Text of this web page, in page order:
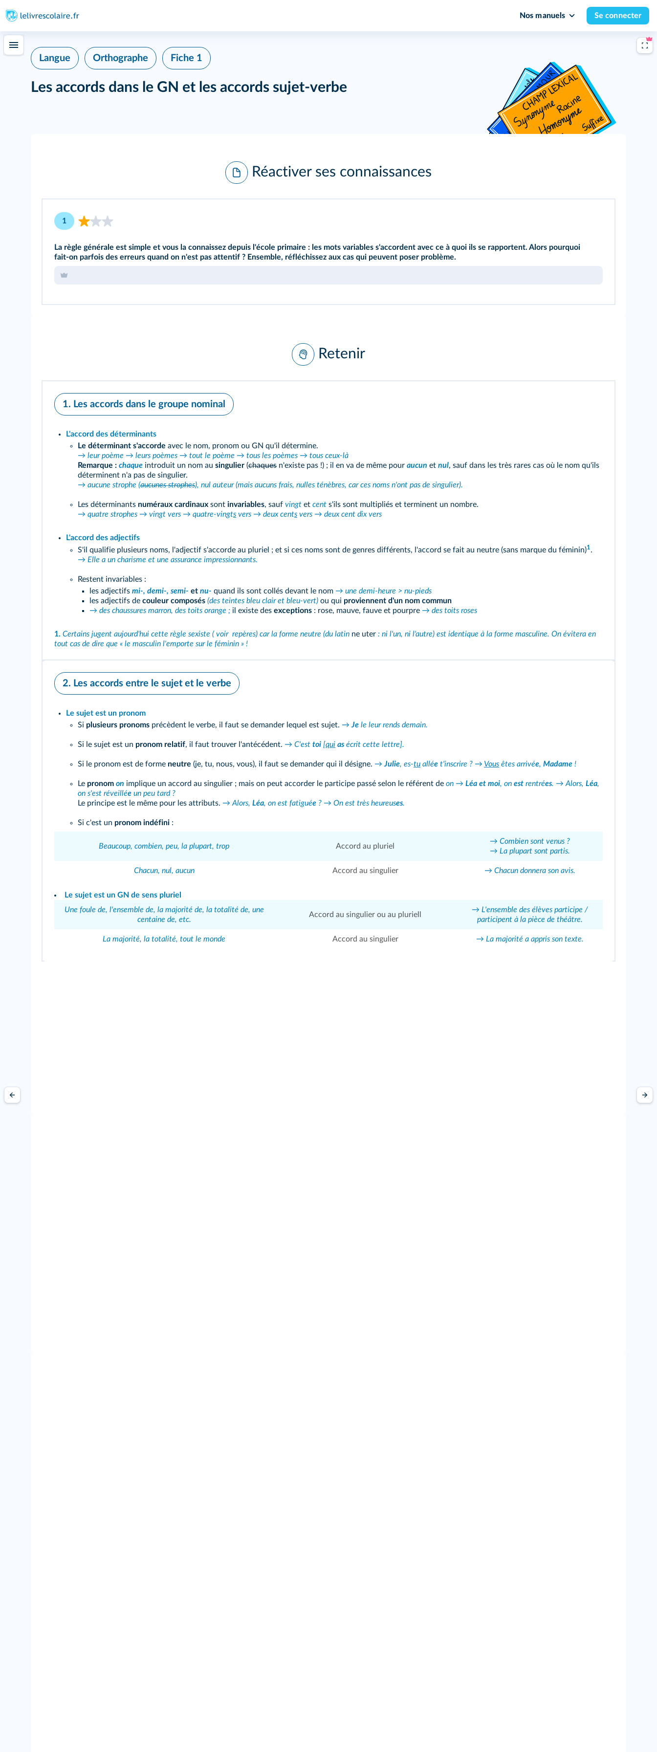
Nos manuels Se connecter
Langue Orthographe Fiche 1
Les accords dans le GN et les accords sujet‑verbe
Réactiver ses connaissances
1
La règle générale est simple et vous la connaissez depuis l'école primaire : les mots variables s'accordent avec ce à quoi ils se rapportent. Alors pourquoi
fait‑on parfois des erreurs quand on n'est pas attentif ? Ensemble, réfléchissez aux cas qui peuvent poser problème.
Retenir
1. Les accords dans le groupe nominal
L'accord des déterminants
Le déterminant s'accorde avec le nom, pronom ou GN qu'il détermine.
→ leur poème → leurs poèmes → tout le poème → tous les poèmes → tous ceux-là
Remarque : chaque introduit un nom au singulier (chaques n'existe pas !) ; il en va de même pour aucun et nul, sauf dans les très rares cas où le nom qu'ils
déterminent n'a pas de singulier.
→ aucune strophe (aucunes strophes), nul auteur (mais aucuns frais, nulles ténèbres, car ces noms n'ont pas de singulier).
Les déterminants numéraux cardinaux sont invariables, sauf vingt et cent s'ils sont multipliés et terminent un nombre.
→ quatre strophes → vingt vers → quatre-vingts vers → deux cents vers → deux cent dix vers
L'accord des adjectifs
S'il qualifie plusieurs noms, l'adjectif s'accorde au pluriel ; et si ces noms sont de genres différents, l'accord se fait au neutre (sans marque du féminin)1.
→ Elle a un charisme et une assurance impressionnants.
Restent invariables :
les adjectifs mi-, demi-, semi- et nu- quand ils sont collés devant le nom → une demi-heure > nu-pieds
les adjectifs de couleur composés (des teintes bleu clair et bleu‑vert) ou qui proviennent d'un nom commun
→ des chaussures marron, des toits orange ; il existe des exceptions : rose, mauve, fauve et pourpre → des toits roses
1. Certains jugent aujourd'hui cette règle sexiste ( voir repères) car la forme neutre (du latin ne uter : ni l'un, ni l'autre) est identique à la forme masculine. On évitera en
tout cas de dire que « le masculin l'emporte sur le féminin » !
2. Les accords entre le sujet et le verbe
Le sujet est un pronom
Si plusieurs pronoms précèdent le verbe, il faut se demander lequel est sujet. →Je le leur rends demain.
Si le sujet est un pronom relatif, il faut trouver l'antécédent. → C'est toi [qui as écrit cette lettre].
Si le pronom est de forme neutre (je, tu, nous, vous), il faut se demander qui il désigne. →Julie, es-tu allée t'inscrire ? → Vous êtes arrivée, Madame !
Le pronom on implique un accord au singulier ; mais on peut accorder le participe passé selon le référent de on → Léa et moi, on est rentrées. → Alors, Léa,
on s'est réveillée un peu tard ?
Le principe est le même pour les attributs. → Alors, Léa, on est fatiguée ? → On est très heureuses.
Si c'est un pronom indéfini :
Beaucoup, combien, peu, la plupart, trop Accord au pluriel
→ Combien sont venus ?
→ La plupart sont partis.
Chacun, nul, aucun Accord au singulier → Chacun donnera son avis.
Le sujet est un GN de sens pluriel
Une foule de, l'ensemble de, la majorité de, la totalité de, une
centaine de, etc.
Accord au singulier ou au pluriell
→ L'ensemble des élèves participe /
participent à la pièce de théâtre.
La majorité, la totalité, tout le monde Accord au singulier → La majorité a appris son texte.